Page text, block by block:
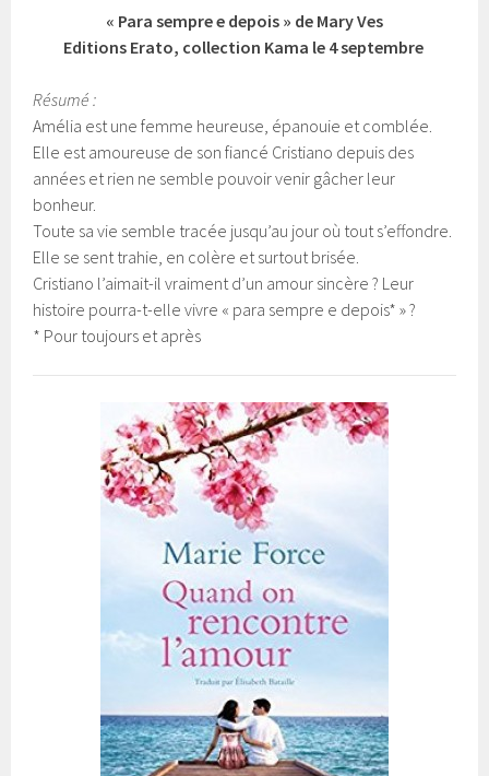
« Para sempre e depois » de Mary Ves
Editions Erato, collection Kama le 4 septembre
Résumé :
Amélia est une femme heureuse, épanouie et comblée.
Elle est amoureuse de son fiancé Cristiano depuis des
années et rien ne semble pouvoir venir gâcher leur
bonheur.
Toute sa vie semble tracée jusqu’au jour où tout s’effondre.
Elle se sent trahie, en colère et surtout brisée.
Cristiano l’aimait-il vraiment d’un amour sincère ? Leur
histoire pourra-t-elle vivre « para sempre e depois* » ?
* Pour toujours et après